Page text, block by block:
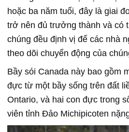
hoặc ba năm tuổi, đây là giai
trở nên đủ trưởng thành và có
chúng đều định vị để các nhà
theo dõi chuyển động của
Bầy sói Canada này bao gồm
đực từ một bầy sống trên đất
Ontario, và hai con đực trong
viên tỉnh Đảo Michipicoten